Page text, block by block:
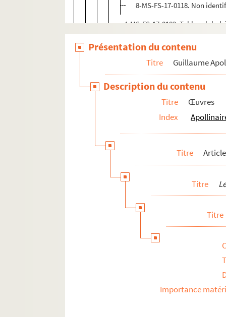
8-MS-FS-17-0118. Non
4-MS-FS-17-0182. Tables
4-MS-FS-17-0235. Der Sturm
4-MS-FS-17-0232.Tabarin
4-MS-FS-17-1256.Trachman écho
4-MS-FS-17-0236.391
4-MS-FS-17-0233.
Vers et prose
4-MS-FS-17-1257.La vie des lettres
8-MS-FS-17-0128.
La vie parisienne
Guillaume Apollinaire.Le flâneur
4-MS-FS-17-1377. Guillaume
8-MS-FS-17-0120. Guillaume
4-MS-FS-17-0237. Dossier
Présentation du contenu
Titre Guillaume
Description du contenu
Titre
Œuvres
Index
Titre
Titre
Titre
Importance